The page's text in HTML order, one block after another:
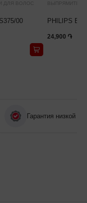
ДЛЯ ВОЛОС
00 PHILIPS
24,900 ֏
Гарантия низкой